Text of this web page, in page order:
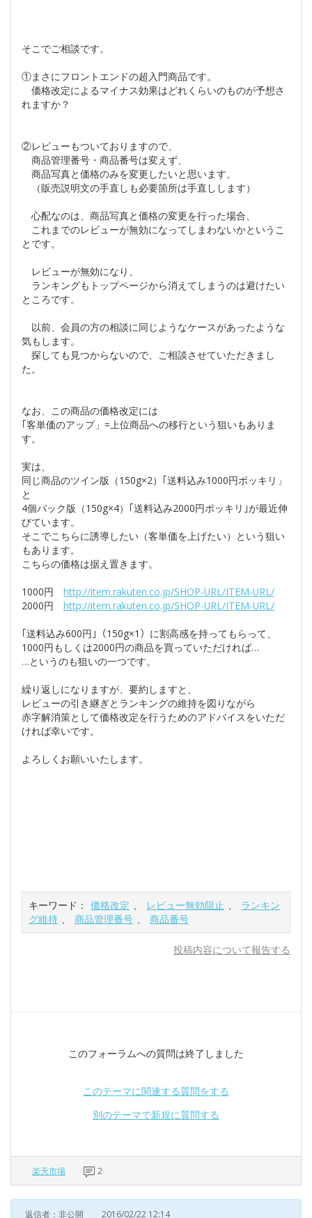
そこでご相談です。
①まさにフロントエンドの超入門商品です。
価格改定によるマイナス効果はどれくらいのものが予想さ
れますか？
②レビューもついておりますので、
商品管理番号・商品番号は変えず、
商品写真と価格のみを変更したいと思います。
（販売説明文の手直しも必要箇所は手直しします）
心配なのは、商品写真と価格の変更を行った場合、
これまでのレビューが無効になってしまわないかというこ
とです。
レビューが無効になり、
ランキングもトップページから消えてしまうのは避けたい
ところです。
以前、会員の方の相談に同じようなケースがあったような
気もします。
探しても見つからないので、ご相談させていただきまし
た。
なお、この商品の価格改定には
｢客単価のアップ」=上位商品への移行という狙いもありま
す。
実は、
同じ商品のツイン版（150g×2）｢送料込み1000円ポッキリ」
と
4個パック版（150g×4）｢送料込み2000円ポッキリ｣が最近伸
びています。
そこでこちらに誘導したい（客単価を上げたい）という狙い
もあります。
こちらの価格は据え置きます。
1000円 http://item.rakuten.co.jp/SHOP-URL/ITEM-URL/
2000円 http://item.rakuten.co.jp/SHOP-URL/ITEM-URL/
｢送料込み600円｣（150g×1）に割高感を持ってもらって、
1000円もしくは2000円の商品を買っていただければ…
…というのも狙いの一つです。
繰り返しになりますが、要約しますと、
レビューの引き継ぎとランキングの維持を図りながら
赤字解消策として価格改定を行うためのアドバイスをいただ
ければ幸いです。
よろしくお願いいたします。
キーワード： 価格改定 、 レビュー無効阻止 、
ランキン
グ維持 、 商品管理番号 、 商品番号
投稿内容について報告する
このフォーラムへの質問は終了しました
このテーマに関連する質問をする
別のテーマで新規に質問する
楽天市場 2
返信者：非公開 2016/02/22 12:14